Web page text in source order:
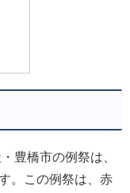
豊橋市の例祭は、
。この例祭は、赤